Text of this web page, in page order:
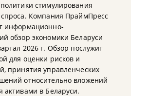
стимулирования
спроса. Компания ПраймПресс
информационно-
обзор экономики Беларуси
2026 г. Обзор послужит
для оценки рисков и
принятия управленческих
относительно вложений
активами в Беларуси.